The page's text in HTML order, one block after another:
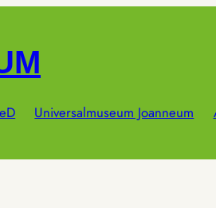
Universalmuseum Joanneum